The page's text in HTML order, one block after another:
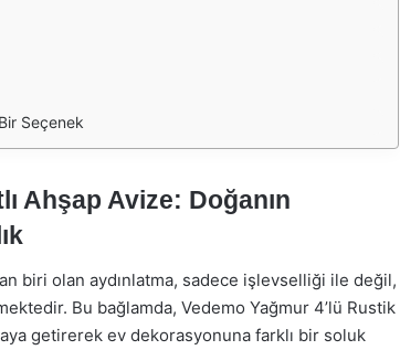
Seçenek
Ahşap Avize: Doğanın
biri olan aydınlatma, sadece işlevselliği ile değil,
Bu bağlamda, Vedemo Yağmur 4’lü Rustik
getirerek ev dekorasyonuna farklı bir soluk